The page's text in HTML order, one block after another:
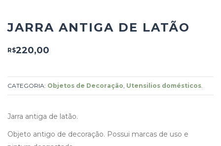
JARRA ANTIGA DE LATÃO
R$220,00
CATEGORIA: Objetos de Decoração Utensilios domésticos
Jarra antiga de latão.
Objeto antigo de decoração. Possui marcas de uso e